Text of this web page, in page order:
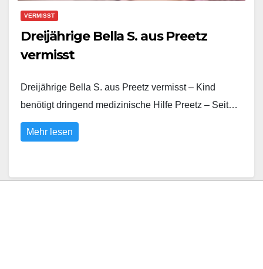
VERMISST
Dreijährige Bella S. aus Preetz
vermisst
Dreijährige Bella S. aus Preetz vermisst – Kind
benötigt dringend medizinische Hilfe Preetz – Seit…
Mehr lesen